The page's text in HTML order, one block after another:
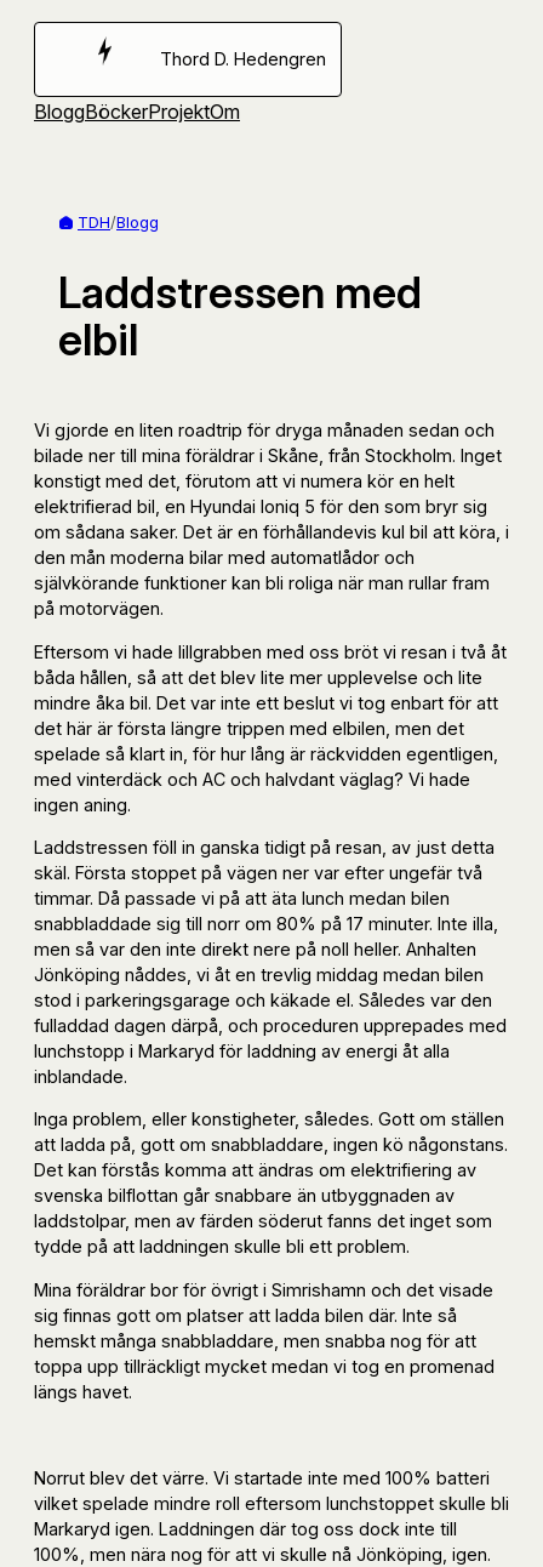
Hoppa
Thord D. Hedengren
BloggBöckerProjektOm
TDH/Blogg
Laddstressen med
elbil
Vi gjorde en liten roadtrip för dryga månaden sedan och
bilade ner till mina föräldrar i Skåne, från Stockholm. Inget
konstigt med det, förutom att vi numera kör en helt
elektrifierad bil, en Hyundai Ioniq 5 för den som bryr sig
om sådana saker. Det är en förhållandevis kul bil att köra, i
den mån moderna bilar med automatlådor och
självkörande funktioner kan bli roliga när man rullar fram
på motorvägen.
Eftersom vi hade lillgrabben med oss bröt vi resan i två åt
båda hållen, så att det blev lite mer upplevelse och lite
mindre åka bil. Det var inte ett beslut vi tog enbart för att
det här är första längre trippen med elbilen, men det
spelade så klart in, för hur lång är räckvidden egentligen,
med vinterdäck och AC och halvdant väglag? Vi hade
ingen aning.
Laddstressen föll in ganska tidigt på resan, av just detta
skäl. Första stoppet på vägen ner var efter ungefär två
timmar. Då passade vi på att äta lunch medan bilen
snabbladdade sig till norr om 80% på 17 minuter. Inte illa,
men så var den inte direkt nere på noll heller. Anhalten
Jönköping nåddes, vi åt en trevlig middag medan bilen
stod i parkeringsgarage och käkade el. Således var den
fulladdad dagen därpå, och proceduren upprepades med
lunchstopp i Markaryd för laddning av energi åt alla
inblandade.
Inga problem, eller konstigheter, således. Gott om ställen
att ladda på, gott om snabbladdare, ingen kö någonstans.
Det kan förstås komma att ändras om elektrifiering av
svenska bilflottan går snabbare än utbyggnaden av
laddstolpar, men av färden söderut fanns det inget som
tydde på att laddningen skulle bli ett problem.
Mina föräldrar bor för övrigt i Simrishamn och det visade
sig finnas gott om platser att ladda bilen där. Inte så
hemskt många snabbladdare, men snabba nog för att
toppa upp tillräckligt mycket medan vi tog en promenad
längs havet.
Norrut blev det värre. Vi startade inte med 100% batteri
vilket spelade mindre roll eftersom lunchstoppet skulle bli
Markaryd igen. Laddningen där tog oss dock inte till
100%, men nära nog för att vi skulle nå Jönköping, igen.